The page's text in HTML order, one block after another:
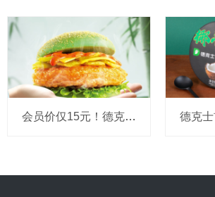
会员价仅15元！德克士携星期零推出植物鸡肉汉堡，你会去吃吗？